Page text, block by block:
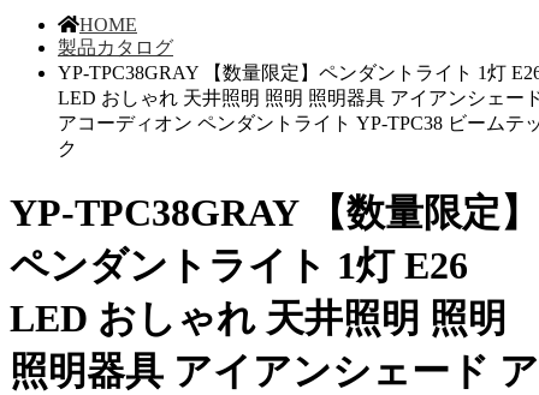
HOME
製品カタログ
YP-TPC38GRAY 【数量限定】ペンダントライト 1灯
LED おしゃれ 天井照明 照明 照明器具 アイアンシェー
アコーディオン ペンダントライト YP-TPC38 ビームテ
ク
YP-TPC38GRAY 【数量限定】
ペンダントライト 1灯 E26
LED おしゃれ 天井照明 照明
照明器具 アイアンシェード ア